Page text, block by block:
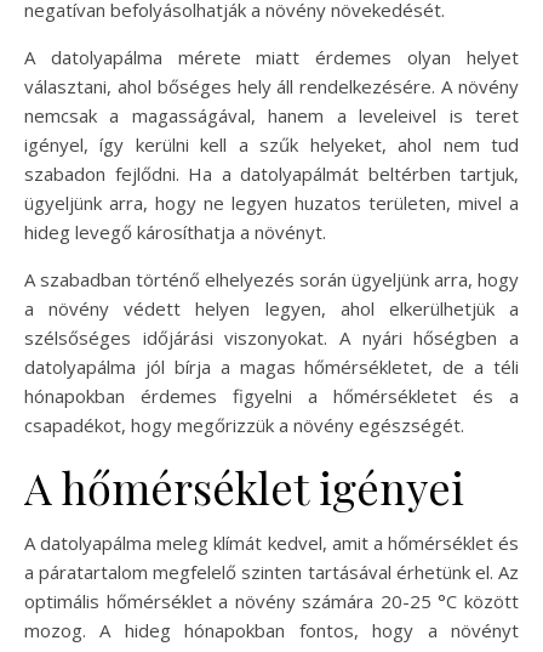
negatívan befolyásolhatják a növény növekedését.
A datolyapálma mérete miatt érdemes olyan helyet
választani, ahol bőséges hely áll rendelkezésére. A növény
nemcsak a magasságával, hanem a leveleivel is teret
igényel, így kerülni kell a szűk helyeket, ahol nem tud
szabadon fejlődni. Ha a datolyapálmát beltérben tartjuk,
ügyeljünk arra, hogy ne legyen huzatos területen, mivel a
hideg levegő károsíthatja a növényt.
A szabadban történő elhelyezés során ügyeljünk arra, hogy
a növény védett helyen legyen, ahol elkerülhetjük a
szélsőséges időjárási viszonyokat. A nyári hőségben a
datolyapálma jól bírja a magas hőmérsékletet, de a téli
hónapokban érdemes figyelni a hőmérsékletet és a
csapadékot, hogy megőrizzük a növény egészségét.
A hőmérséklet igényei
A datolyapálma meleg klímát kedvel, amit a hőmérséklet és
a páratartalom megfelelő szinten tartásával érhetünk el. Az
optimális hőmérséklet a növény számára 20-25 °C között
mozog. A hideg hónapokban fontos, hogy a növényt